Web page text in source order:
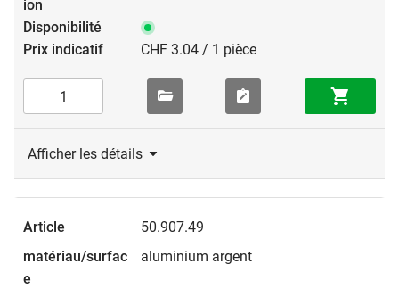
CHF 3.04 / 1 pièce
Afficher les détails
50.907.49
aluminium argent